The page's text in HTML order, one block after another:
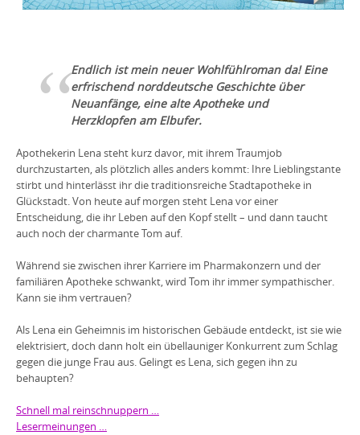
Endlich ist mein neuer Wohlfühlroman da! Eine
erfrischend norddeutsche Geschichte über
Neuanfänge, eine alte Apotheke und
Herzklopfen am Elbufer.
Apothekerin Lena steht kurz davor, mit ihrem Traumjob
durchzustarten, als plötzlich alles anders kommt: Ihre Lieblingstante
stirbt und hinterlässt ihr die traditionsreiche Stadtapotheke in
Glückstadt. Von heute auf morgen steht Lena vor einer
Entscheidung, die ihr Leben auf den Kopf stellt – und dann taucht
auch noch der charmante Tom auf.
Während sie zwischen ihrer Karriere im Pharmakonzern und der
familiären Apotheke schwankt, wird Tom ihr immer sympathischer.
Kann sie ihm vertrauen?
Als Lena ein Geheimnis im historischen Gebäude entdeckt, ist sie wie
elektrisiert, doch dann holt ein übellauniger Konkurrent zum Schlag
gegen die junge Frau aus. Gelingt es Lena, sich gegen ihn zu
behaupten?
Schnell mal reinschnuppern …
Lesermeinungen …